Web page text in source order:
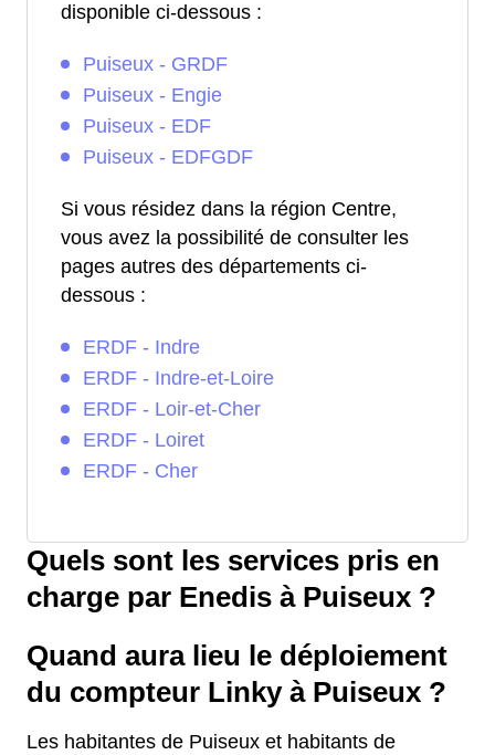
disponible ci-dessous :
Puiseux - GRDF
Puiseux - Engie
Puiseux - EDF
Puiseux - EDFGDF
Si vous résidez dans la région Centre,
vous avez la possibilité de consulter les
pages autres des départements ci-
dessous :
ERDF - Indre
ERDF - Indre-et-Loire
ERDF - Loir-et-Cher
ERDF - Loiret
ERDF - Cher
Quels sont les services pris en
charge par Enedis à Puiseux ?
Quand aura lieu le déploiement
du compteur Linky à Puiseux ?
Les habitantes de Puiseux et habitants de